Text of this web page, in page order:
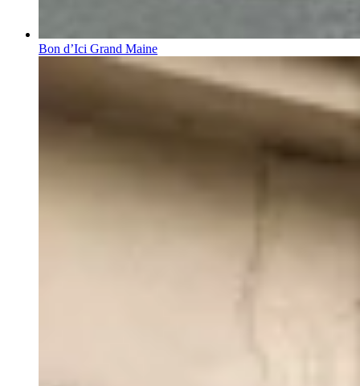
Bon d’Ici Grand Maine